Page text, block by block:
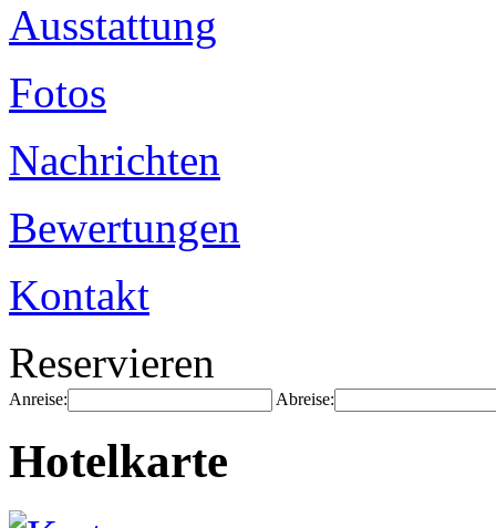
Ausstattung
Fotos
Nachrichten
Bewertungen
Kontakt
Reservieren
Anreise: Abreise:
Hotelkarte